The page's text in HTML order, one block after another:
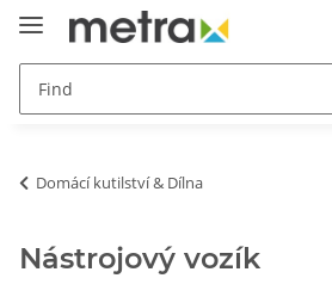
Domácí kutilství & Dílna
Nástrojový vozík